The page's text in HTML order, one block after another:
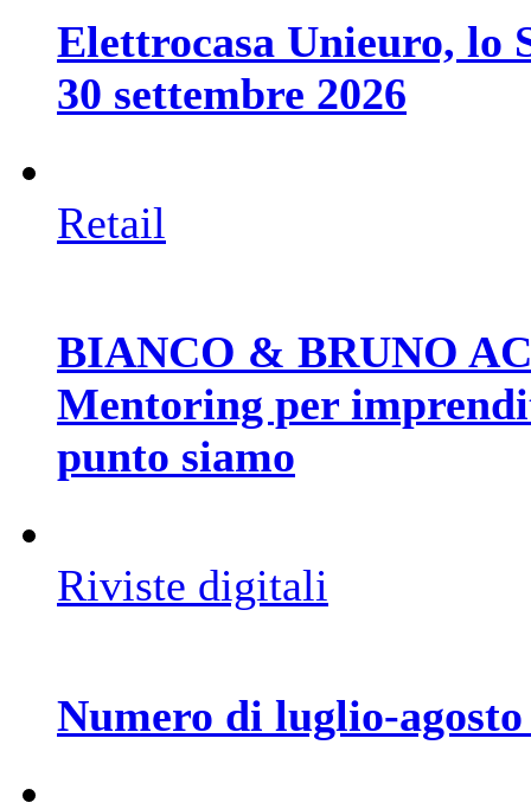
Elettrocasa Unieuro, lo
30 settembre 2026
Retail
BIANCO & BRUNO
Mentoring per
punto siamo
Riviste digitali
Numero di luglio-agosto